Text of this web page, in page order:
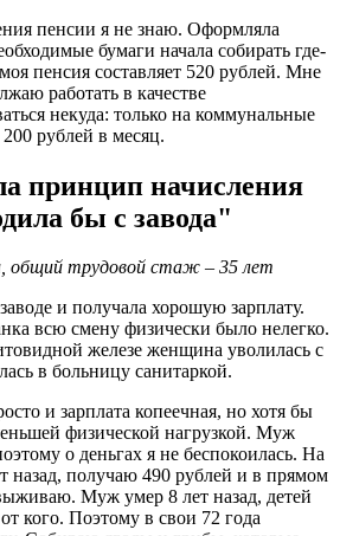
пенсии я не знаю. Оформляла
бумаги начала собирать где-
пенсия составляет 520 рублей. Мне
работать в качестве
некуда: только на коммунальные
рублей в месяц.
принцип начисления
бы с завода"
общий трудовой стаж – 35 лет
и получала хорошую зарплату.
всю смену физически было нелегко.
железе женщина уволилась с
в больницу санитаркой.
и зарплата копеечная, но хотя бы
физической нагрузкой. Муж
о деньгах я не беспокоилась. На
назад, получаю 490 рублей и в прямом
Муж умер 8 лет назад, детей
кого. Поэтому в свои 72 года